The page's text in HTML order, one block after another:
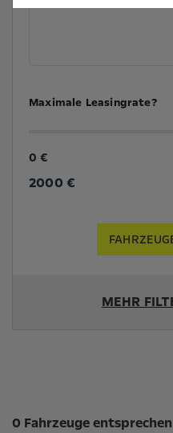
Maximale Leasingrate?
0 €
2000 €
MEHR
Suchergebnisse
0 Fahrzeuge